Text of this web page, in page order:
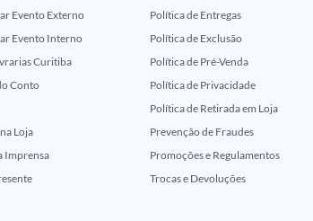
Evento Externo
Evento Interno
Curitiba
Conto
Loja
Imprensa
Política de Entregas
Política de Exclusão
Política de Pré-Venda
Política de Privacidade
Política de Retirada em Loja
Prevenção de Fraudes
Promoções e Regulamentos
Trocas e Devoluções